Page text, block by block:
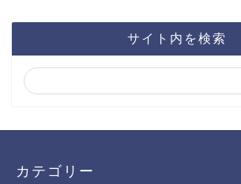
サイト内を検索
カテゴリー